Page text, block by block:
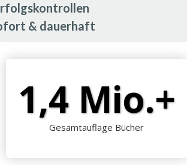
& dauerhaft
Gesamtauflage Bücher
1,4 Mio.+